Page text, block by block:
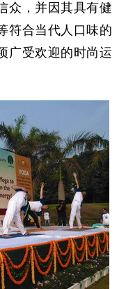
众，并因其具有健
符合当代人口味的
广受欢迎的时尚运